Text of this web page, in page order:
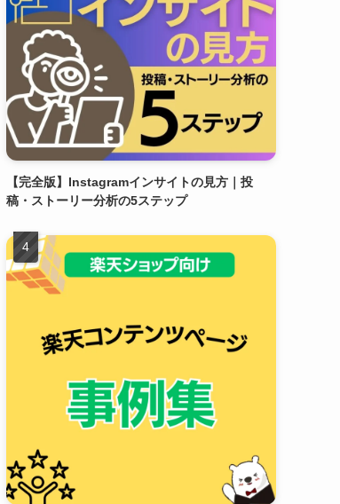
【完全版】Instagramインサイトの見方｜投
稿・ストーリー分析の5ステップ